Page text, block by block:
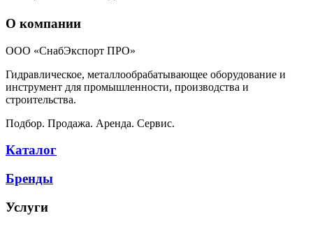
О компании
ООО «СнабЭкспорт ПРО»
Гидравлическое, металлообрабатывающее оборудование и
инструмент для промышленности, производства и
строительства.
Подбор. Продажа. Аренда. Сервис.
Каталог
Бренды
Услуги